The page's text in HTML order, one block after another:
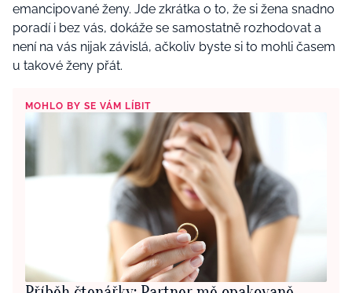
emancipované ženy. Jde zkrátka o to, že si žena snadno
poradí i bez vás, dokáže se samostatně rozhodovat a
není na vás nijak závislá, ačkoliv byste si to mohli časem
u takové ženy přát.
MOHLO BY SE VÁM LÍBIT